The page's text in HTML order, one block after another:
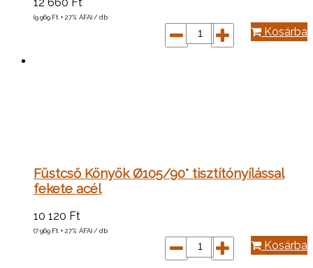
(9 969 Ft + 27% ÁFA) / db
Kosárba
Füstcső Könyök Ø105/90° tisztítónyílással
fekete acél
10 120 Ft
(7 969 Ft + 27% ÁFA) / db
Kosárba